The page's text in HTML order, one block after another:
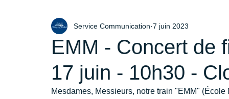
EMM - Concert de
17 juin - 10h30 -
Service Communication 7 juin 2023
Mesdames, Messieurs, notre train "EMM"